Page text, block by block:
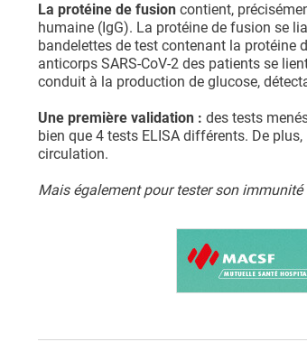
La protéine de fusion contient,
humaine (IgG). La protéine de fusion se
bandelettes de test contenant la protéine
anticorps SARS-CoV-2 des patients se
conduit à la production de glucose,
Une première validation : des tests
bien que 4 tests ELISA différents. De
circulation.
Mais également pour tester son